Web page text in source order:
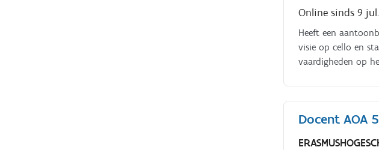
Online sinds 9
Heeft een
visie op cello en
vaardigheden op
missie streven we
Docent AOA